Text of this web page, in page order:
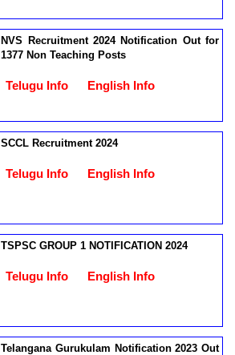
NVS Recruitment 2024 Notification Out for
1377 Non Teaching Posts
Telugu Info English Info
SCCL Recruitment 2024
Telugu Info English Info
TSPSC GROUP 1 NOTIFICATION 2024
Telugu Info English Info
Telangana Gurukulam Notification 2023 Out